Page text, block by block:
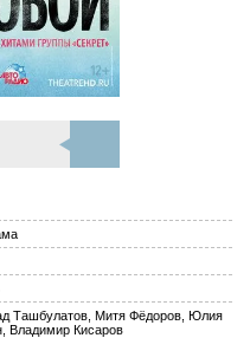
ком.
Ташбулатов, Митя Фёдоров, Юлия
Владимир Кисаров